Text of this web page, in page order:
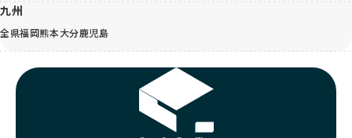
九州
全県福岡熊本大分鹿児島